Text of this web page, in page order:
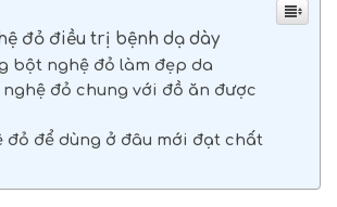
đỏ điều trị bệnh dạ dày
bột nghệ đỏ làm đẹp da
nghệ đỏ chung với đồ ăn được
đỏ để dùng ở đâu mới đạt chất